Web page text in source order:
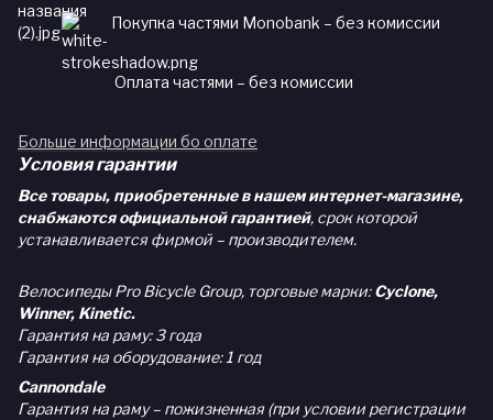
Покупка частями Monobank – без комиссии
Оплата частями – без комиссии
Больше информации бо оплате
Условия гарантии
Все товары, приобретенные в нашем интернет-магазине,
снабжаются официальной гарантией, срок которой
устанавливается фирмой – производителем.
Велосипеды Pro Bicycle Group, торговые марки:Cyclone,
Winner, Kinetic.
Гарантия на раму: 3 года
Гарантия на оборудование: 1 год
Cannondale
Гарантия на раму – пожизненная (при условии регистрации